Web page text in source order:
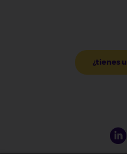
¿tienes